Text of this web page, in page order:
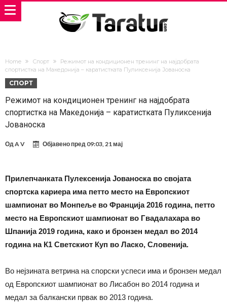
Home Спорт
Режимот на кондиционен тренинг на најдобрата
спортистка на Македонија – каратистката Пуликсенија Јованоска
СПОРТ
Режимот на кондиционен тренинг на најдобрата
спортистка на Македонија – каратистката Пуликсенија
Јованоска
ОдA V Објавено пред 09:03, 21 мај
Прилепчанката Пулексенија Јованоска во својата
спортска кариера има петто место на Европскиот
шампионат во Монпеље во Франција 2016 година, петто
место на Европскиот шампионат во Гвадалахара во
Шпанија 2019 година, како и бронзен медал во 2014
година на К1 Светскиот Куп во Ласко, Словенија.
Во нејзината ветрина на спорски успеси има и бронзен медал
од Европскиот шампионат во Лисабон во 2014 година и
медал за балкански првак во 2013 година.